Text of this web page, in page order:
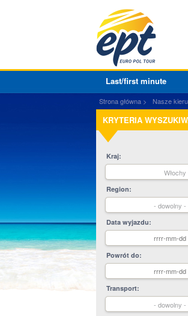
Last/first minute
Strona główna Nasze
KRYTERIA
Kraj
Włochy
Region
- dowolny -
Data wyjazdu
Powrót do
Transport
- dowolny -